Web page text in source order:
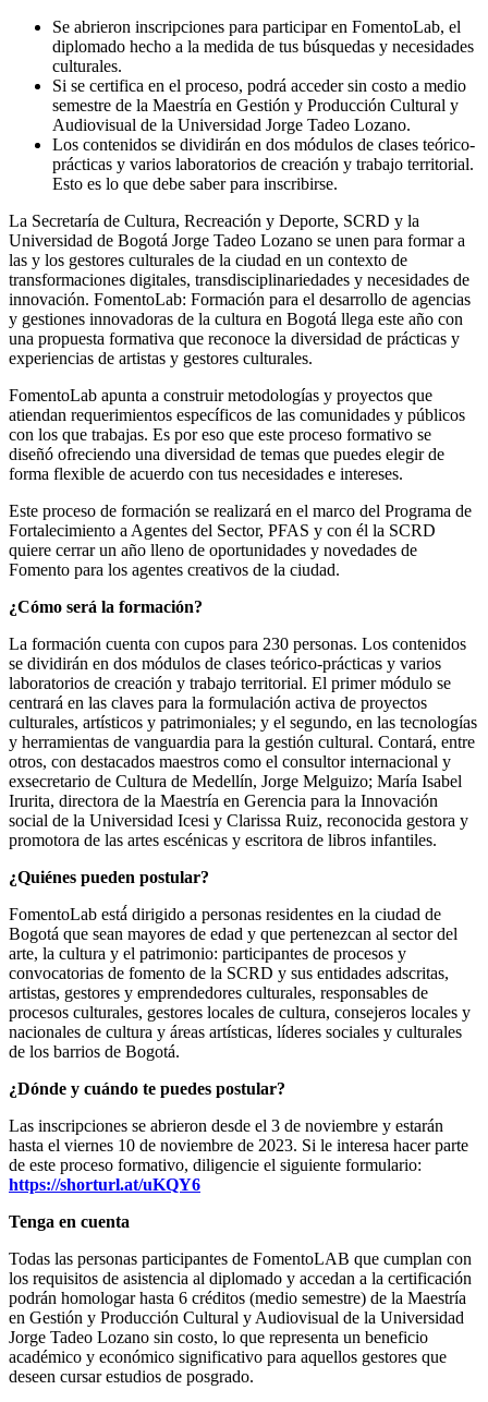
Se abrieron inscripciones para participar en FomentoLab, el
diplomado hecho a la medida de tus búsquedas y necesidades
culturales.
Si se certifica en el proceso, podrá acceder sin costo a medio
semestre de la Maestría en Gestión y Producción Cultural y
Audiovisual de la Universidad Jorge Tadeo Lozano.
Los contenidos se dividirán en dos módulos de clases teórico-
prácticas y varios laboratorios de creación y trabajo territorial.
Esto es lo que debe saber para inscribirse.
La Secretaría de Cultura, Recreación y Deporte, SCRD y la
Universidad de Bogotá Jorge Tadeo Lozano se unen para formar a
las y los gestores culturales de la ciudad en un contexto de
transformaciones digitales, transdisciplinariedades y necesidades de
innovación. FomentoLab: Formación para el desarrollo de agencias
y gestiones innovadoras de la cultura en Bogotá llega este año con
una propuesta formativa que reconoce la diversidad de prácticas y
experiencias de artistas y gestores culturales.
FomentoLab apunta a construir metodologías y proyectos que
atiendan requerimientos específicos de las comunidades y públicos
con los que trabajas. Es por eso que este proceso formativo se
diseñó ofreciendo una diversidad de temas que puedes elegir de
forma flexible de acuerdo con tus necesidades e intereses.
Este proceso de formación se realizará en el marco del Programa de
Fortalecimiento a Agentes del Sector, PFAS y con él la SCRD
quiere cerrar un año lleno de oportunidades y novedades de
Fomento para los agentes creativos de la ciudad.
¿Cómo será la formación?
La formación cuenta con cupos para 230 personas. Los contenidos
se dividirán en dos módulos de clases teórico-prácticas y varios
laboratorios de creación y trabajo territorial. El primer módulo se
centrará en las claves para la formulación activa de proyectos
culturales, artísticos y patrimoniales; y el segundo, en las tecnologías
y herramientas de vanguardia para la gestión cultural. Contará, entre
otros, con destacados maestros como el consultor internacional y
exsecretario de Cultura de Medellín, Jorge Melguizo; María Isabel
Irurita, directora de la Maestría en Gerencia para la Innovación
social de la Universidad Icesi y Clarissa Ruiz, reconocida gestora y
promotora de las artes escénicas y escritora de libros infantiles.
¿Quiénes pueden postular?
FomentoLab está́ dirigido a personas residentes en la ciudad de
Bogotá que sean mayores de edad y que pertenezcan al sector del
arte, la cultura y el patrimonio: participantes de procesos y
convocatorias de fomento de la SCRD y sus entidades adscritas,
artistas, gestores y emprendedores culturales, responsables de
procesos culturales, gestores locales de cultura, consejeros locales y
nacionales de cultura y áreas artísticas, líderes sociales y culturales
de los barrios de Bogotá.
¿Dónde y cuándo te puedes postular?
Las inscripciones se abrieron desde el 3 de noviembre y estarán
hasta el viernes 10 de noviembre de 2023. Si le interesa hacer parte
de este proceso formativo, diligencie el siguiente formulario:
https://shorturl.at/uKQY6
Tenga en cuenta
Todas las personas participantes de FomentoLAB que cumplan con
los requisitos de asistencia al diplomado y accedan a la certificación
podrán homologar hasta 6 créditos (medio semestre) de la Maestría
en Gestión y Producción Cultural y Audiovisual de la Universidad
Jorge Tadeo Lozano sin costo, lo que representa un beneficio
académico y económico significativo para aquellos gestores que
deseen cursar estudios de posgrado.